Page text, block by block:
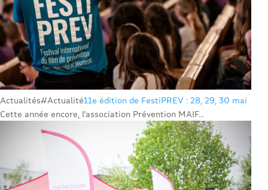
Actualités#Actualité11e édition de FestiPREV : 28, 29, 30 mai
Cette année encore, l’association Prévention MAIF...